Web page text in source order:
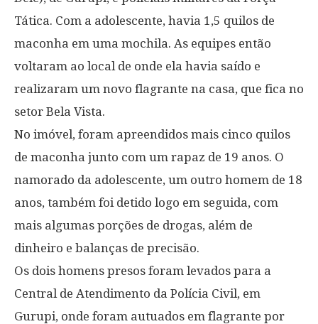
Tática. Com a adolescente, havia 1,5 quilos de
maconha em uma mochila. As equipes então
voltaram ao local de onde ela havia saído e
realizaram um novo flagrante na casa, que fica no
setor Bela Vista.
No imóvel, foram apreendidos mais cinco quilos
de maconha junto com um rapaz de 19 anos. O
namorado da adolescente, um outro homem de 18
anos, também foi detido logo em seguida, com
mais algumas porções de drogas, além de
dinheiro e balanças de precisão.
Os dois homens presos foram levados para a
Central de Atendimento da Polícia Civil, em
Gurupi, onde foram autuados em flagrante por